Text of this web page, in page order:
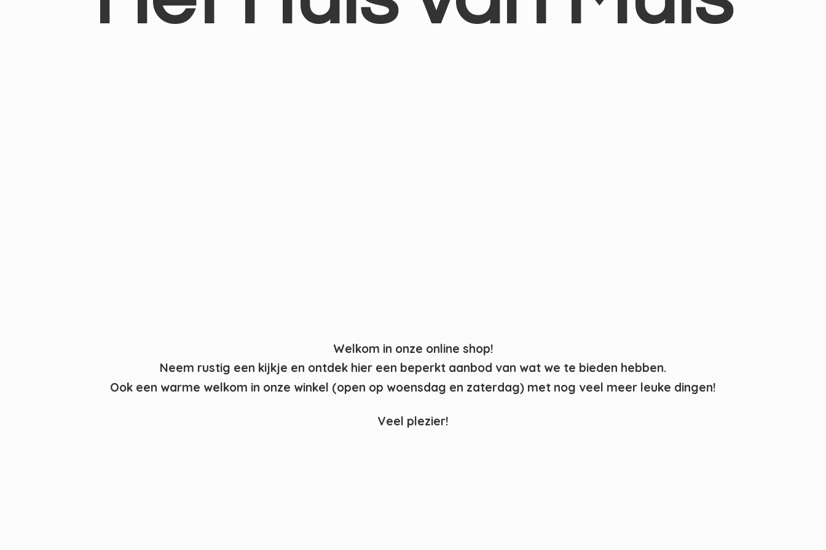
Welkom in onze online shop!
Neem rustig een kijkje en ontdek hier een beperkt aanbod van wat we te bieden hebben.
Ook een warme welkom in onze winkel (open op woensdag en zaterdag) met nog veel meer leuke dingen!
Veel plezier!